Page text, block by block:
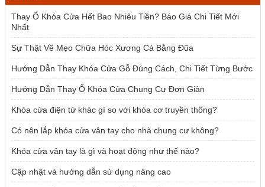
1.500.000 ₫.
Thay Ổ Khóa Cửa Hết Bao Nhiêu Tiền? Báo Giá Chi Tiết Mới
Nhất
Sự Thật Về Mẹo Chữa Hóc Xương Cá Bằng Đũa
Hướng Dẫn Thay Khóa Cửa Gỗ Đúng Cách, Chi Tiết Từng Bước
Hướng Dẫn Thay Ổ Khóa Cửa Chung Cư Đơn Giản
Khóa cửa điện tử khác gì so với khóa cơ truyền thống?
Có nên lắp khóa cửa vân tay cho nhà chung cư không?
Khóa cửa vân tay là gì và hoạt động như thế nào?
Cập nhật và hướng dẫn sử dụng nâng cao